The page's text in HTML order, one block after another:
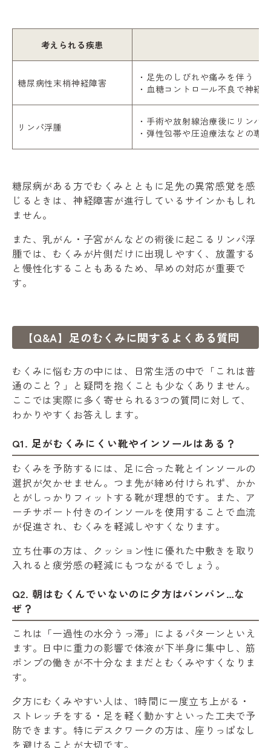
考えられる疾患
糖尿病性末梢神経障害
・足先のしびれや痛みを伴う
・血糖コントロール不良で神経
リンパ浮腫
・手術や放射線治療後にリンパ
・弾性包帯や圧迫療法などの専
糖尿病がある方でむくみとともに足先の異常感覚を感
じるときは、神経障害が進行しているサインかもしれ
ません。
また、乳がん・子宮がんなどの術後に起こるリンパ浮
腫では、むくみが片側だけに出現しやすく、放置する
と慢性化することもあるため、早めの対応が重要で
す。
【Q&A】足のむくみに関するよくある質問
むくみに悩む方の中には、日常生活の中で「これは普
通のこと？」と疑問を抱くことも少なくありません。
ここでは実際に多く寄せられる3つの質問に対して、
わかりやすくお答えします。
Q1. 足がむくみにくい靴やインソールはある？
むくみを予防するには、足に合った靴とインソールの
選択が欠かせません。つま先が締め付けられず、かか
とがしっかりフィットする靴が理想的です。また、ア
ーチサポート付きのインソールを使用することで血流
が促進され、むくみを軽減しやすくなります。
立ち仕事の方は、クッション性に優れた中敷きを取り
入れると疲労感の軽減にもつながるでしょう。
Q2. 朝はむくんでいないのに夕方はパンパン…な
ぜ？
これは「一過性の水分うっ滞」によるパターンといえ
ます。日中に重力の影響で体液が下半身に集中し、筋
ポンプの働きが不十分なままだとむくみやすくなりま
す。
夕方にむくみやすい人は、1時間に一度立ち上がる・
ストレッチをする・足を軽く動かすといった工夫で予
防できます。特にデスクワークの方は、座りっぱなし
を避けることが大切です。